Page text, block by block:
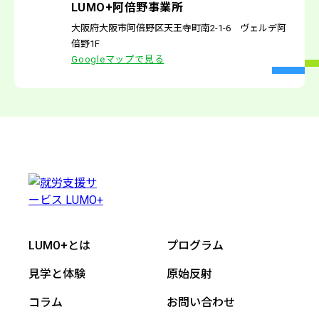
LUMO+阿倍野事業所
大阪府大阪市阿倍野区天王寺町南2-1-6 ヴェルデ阿
倍野1F
Googleマップで見る
LUMO+とは プログラム
見学と体験 原始反射
コラム お問い合わせ